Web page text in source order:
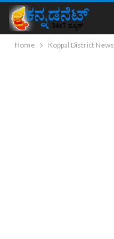
Home Koppal District News